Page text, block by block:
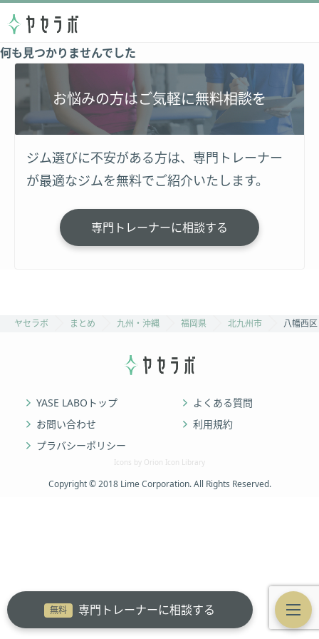
無料 専門トレーナーに相談する
何も見つかりませんでした
お悩みの方はご気軽に無料相談を
ジム選びに不安がある方は、専門トレーナー
が最適なジムを無料でご紹介いたします。
専門トレーナーに相談する
ヤセラボ まとめ 九州・沖縄 福岡県 北九州市 八幡西区
YASE LABOトップ
よくある質問
お問い合わせ
利用規約
プラバシーポリシー
Icons by Orion Icon Library
Copyright © 2018 Lime Corporation. All Rights Reserved.